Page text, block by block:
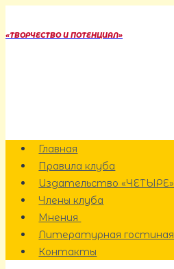
к
«ТВОРЧЕСТВО И ПОТЕНЦИАЛ»
Главная
Правила клуба
Издательство «ЧЕТЫРЕ»
Члены клуба
Мнения
Литературная гостиная
Контакты